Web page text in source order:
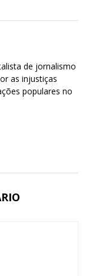
de jornalismo
as injustiças
populares no